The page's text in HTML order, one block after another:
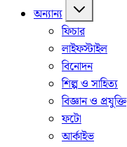
অন্যান্য
ফিচার
লাইফস্টাইল
বিনোদন
শিল্প ও সাহিত্য
বিজ্ঞান ও প্রযুক্তি
ফটো
আর্কাইভ